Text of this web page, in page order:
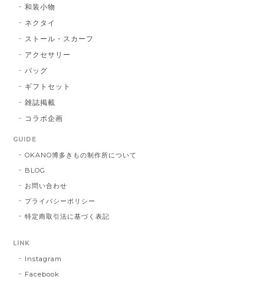
和装小物
ネクタイ
ストール・スカーフ
アクセサリー
バッグ
ギフトセット
雑誌掲載
コラボ企画
GUIDE
OKANO博多きもの制作所について
BLOG
お問い合わせ
プライバシーポリシー
特定商取引法に基づく表記
LINK
Instagram
Facebook